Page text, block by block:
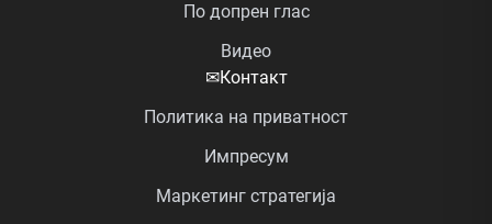
По допрен глас
Видео
✉Контакт
Политика на приватност
Импресум
Маркетинг стратегија